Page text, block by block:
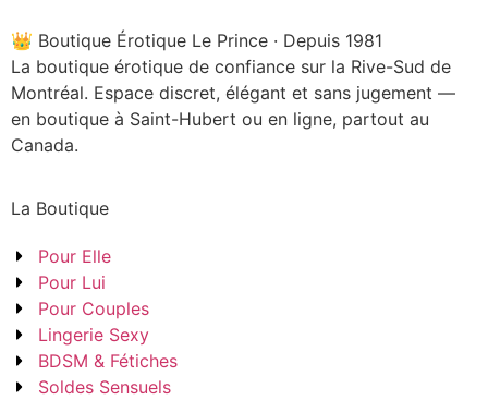
👑 Boutique Érotique Le Prince · Depuis 1981
La boutique érotique de confiance sur la Rive-Sud de
Montréal. Espace discret, élégant et sans jugement —
en boutique à Saint-Hubert ou en ligne, partout au
Canada.
La Boutique
Pour Elle
Pour Lui
Pour Couples
Lingerie Sexy
BDSM & Fétiches
Soldes Sensuels